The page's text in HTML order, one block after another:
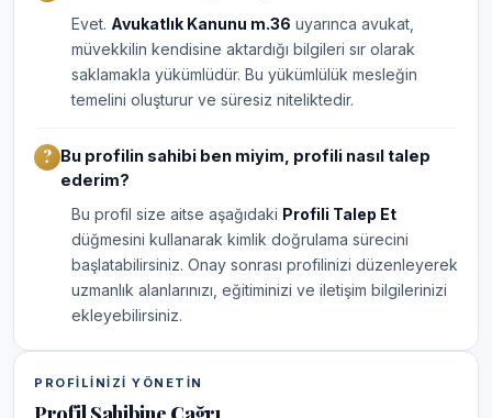
Evet. Avukatlık Kanunu m.36 uyarınca avukat,
müvekkilin kendisine aktardığı bilgileri sır olarak
saklamakla yükümlüdür. Bu yükümlülük mesleğin
temelini oluşturur ve süresiz niteliktedir.
Bu profilin sahibi ben miyim, profili nasıl talep
ederim?
Bu profil size aitse aşağıdaki Profili Talep Et
düğmesini kullanarak kimlik doğrulama sürecini
başlatabilirsiniz. Onay sonrası profilinizi düzenleyerek
uzmanlık alanlarınızı, eğitiminizi ve iletişim bilgilerinizi
ekleyebilirsiniz.
PROFILINIZI YÖNETIN